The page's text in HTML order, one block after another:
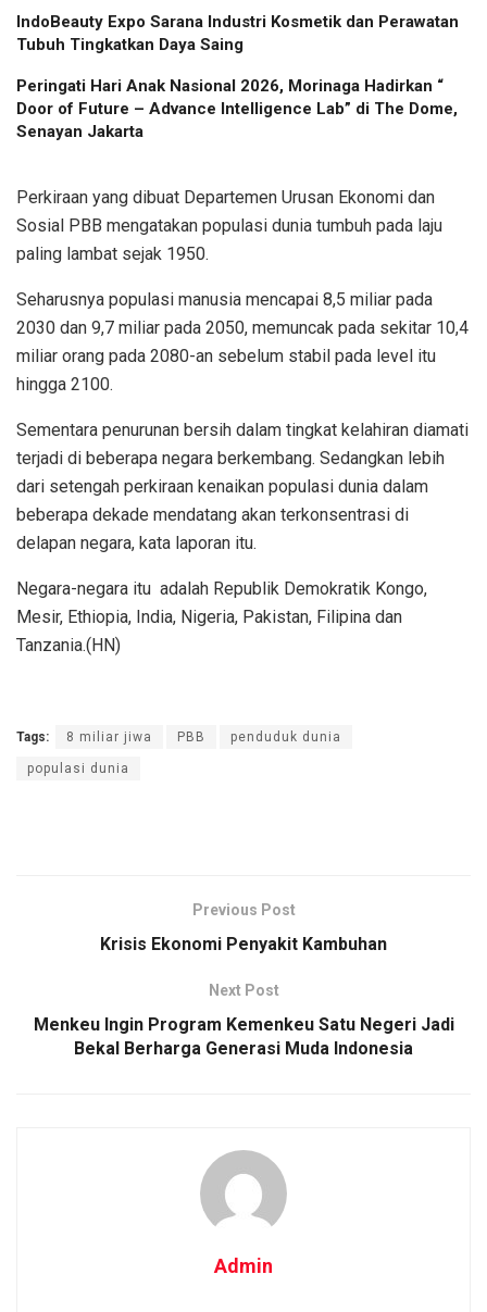
IndoBeauty Expo Sarana Industri Kosmetik dan Perawatan
Tubuh Tingkatkan Daya Saing
Peringati Hari Anak Nasional 2026, Morinaga Hadirkan “
Door of Future – Advance Intelligence Lab” di The Dome,
Senayan Jakarta
Perkiraan yang dibuat Departemen Urusan Ekonomi dan
Sosial PBB mengatakan populasi dunia tumbuh pada laju
paling lambat sejak 1950.
Seharusnya populasi manusia mencapai 8,5 miliar pada
2030 dan 9,7 miliar pada 2050, memuncak pada sekitar 10,4
miliar orang pada 2080-an sebelum stabil pada level itu
hingga 2100.
Sementara penurunan bersih dalam tingkat kelahiran diamati
terjadi di beberapa negara berkembang. Sedangkan lebih
dari setengah perkiraan kenaikan populasi dunia dalam
beberapa dekade mendatang akan terkonsentrasi di
delapan negara, kata laporan itu.
Negara-negara itu adalah Republik Demokratik Kongo,
Mesir, Ethiopia, India, Nigeria, Pakistan, Filipina dan
Tanzania.(HN)
Tags: 8 miliar jiwa PBB penduduk dunia
populasi dunia
Previous Post
Krisis Ekonomi Penyakit Kambuhan
Next Post
Menkeu Ingin Program Kemenkeu Satu Negeri Jadi
Bekal Berharga Generasi Muda Indonesia
Admin